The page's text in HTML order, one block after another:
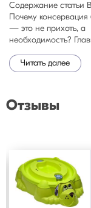
Содержание статьи
Почему
— это не прихоть, а
необходимость?
Читать далее
Отзывы